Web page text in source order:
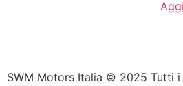
SWM Motors Italia © 2025 Tutti